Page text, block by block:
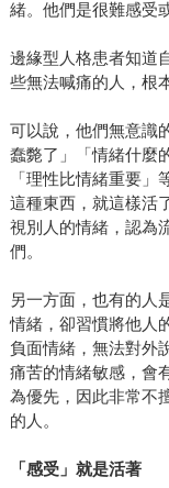
緒。他們是很難感受
邊緣型人格患者知道
些無法喊痛的人，根
可以說，他們無意識
蠢斃了」「情緒什麼
「理性比情緒重要
這種東西，就這樣活
視別人的情緒，認為
們。
另一方面，也有的人
情緒，卻習慣將他人
負面情緒，無法對外
痛苦的情緒敏感，會
為優先，因此非常不
的人。
「感受」就是活著